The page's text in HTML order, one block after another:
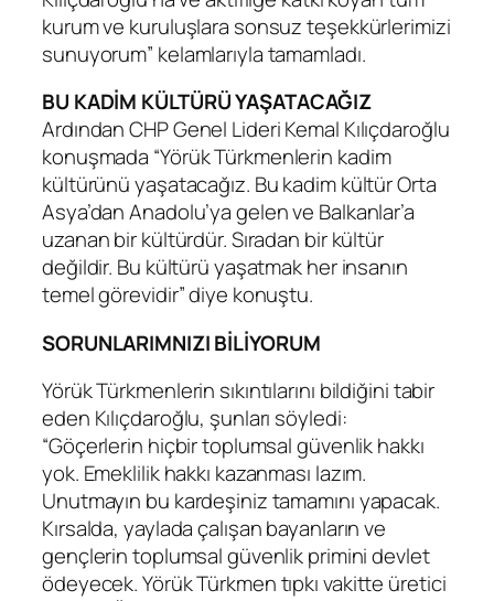
kurum ve kuruluşlara sonsuz teşekkürlerimizi
sunuyorum” kelamlarıyla tamamladı.
BU KADİM KÜLTÜRÜ YAŞATACAĞIZ
Ardından CHP Genel Lideri Kemal Kılıçdaroğlu
konuşmada “Yörük Türkmenlerin kadim
kültürünü yaşatacağız. Bu kadim kültür Orta
Asya’dan Anadolu’ya gelen ve Balkanlar’a
uzanan bir kültürdür. Sıradan bir kültür
değildir. Bu kültürü yaşatmak her insanın
temel görevidir” diye konuştu.
SORUNLARIMNIZI BİLİYORUM
Yörük Türkmenlerin sıkıntılarını bildiğini tabir
eden Kılıçdaroğlu, şunları söyledi:
“Göçerlerin hiçbir toplumsal güvenlik hakkı
yok. Emeklilik hakkı kazanması lazım.
Unutmayın bu kardeşiniz tamamını yapacak.
Kırsalda, yaylada çalışan bayanların ve
gençlerin toplumsal güvenlik primini devlet
ödeyecek. Yörük Türkmen tıpkı vakitte üretici